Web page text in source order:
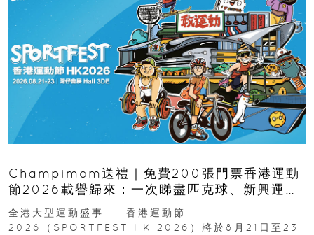
Champimom送禮｜免費200張門票香港運動
節2026載譽歸來：一次睇盡匹克球、新興運
動、街舞比賽＋逾百運動品牌展覽
全港大型運動盛事——香港運動節
2026（SPORTFEST HK 2026）將於8月21日至23